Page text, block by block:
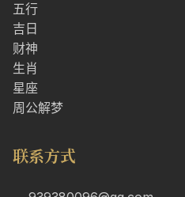
五行
吉日
财神
生肖
星座
周公解梦
联系方式